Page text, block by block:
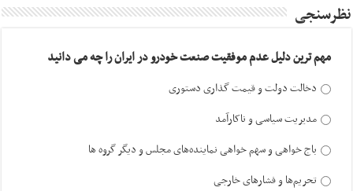
نظرسنجی
مهم ترین دلیل عدم موفقیت صنعت خودرو در ایران را چه می دانید
دخالت دولت و قیمت گذاری دستوری
مدیریت سیاسی و ناکارآمد
باج خواهی و سهم خواهی نماینده‌های مجلس و دیگر گروه ها
تحریم‌ها و فشارهای خارجی